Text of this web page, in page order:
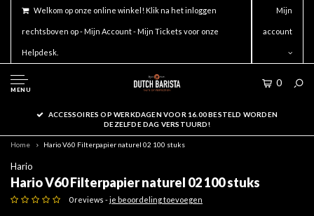
Welkom op onze online winkel! Klik na het inloggen
rechtsboven op - Mijn Account - Mijn Tickets voor onze
Helpdesk.
Mijn
account
MENU
0
ACCESSOIRES OP WERKDAGEN VOOR 16.00 BESTELD WORDEN
DEZELFDE DAG VERSTUURD!
Home Hario V60 Filterpapier naturel 02 100 stuks
Hario
Hario V60 Filterpapier naturel 02 100 stuks
0 reviews -je beoordeling toevoegen